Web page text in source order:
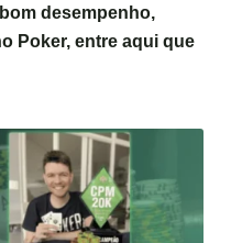
desempenho,
Poker, entre aqui que